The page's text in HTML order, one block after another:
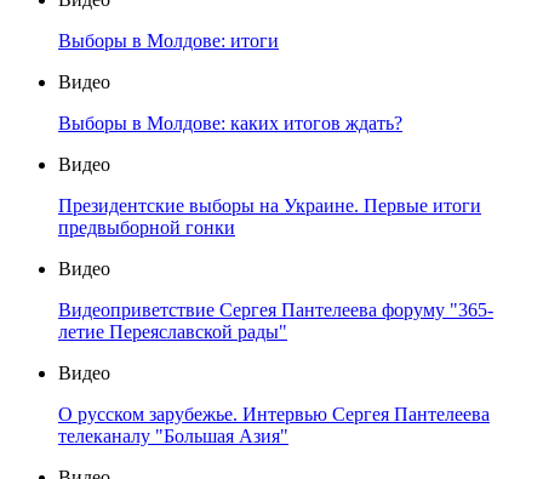
Выборы в Молдове: итоги
Видео
Выборы в Молдове: каких итогов ждать?
Видео
Президентские выборы на Украине. Первые итоги
предвыборной гонки
Видео
Видеоприветствие Сергея Пантелеева форуму "365-
летие Переяславской рады"
Видео
О русском зарубежье. Интервью Сергея Пантелеева
телеканалу "Большая Азия"